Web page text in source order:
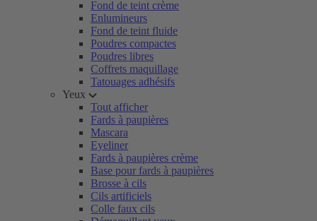
Fond de teint crème
Enlumineurs
Fond de teint fluide
Poudres compactes
Poudres libres
Coffrets maquillage
Tatouages adhésifs
Yeux
Tout afficher
Fards à paupières
Mascara
Eyeliner
Fards à paupières crème
Base pour fards à paupières
Brosse à cils
Cils artificiels
Colle faux cils